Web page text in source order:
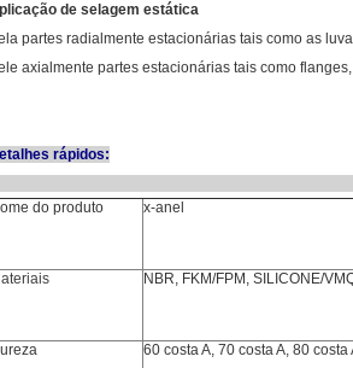
de selagem estática
partes radialmente estacionárias tais como as
axialmente partes estacionárias tais como
rápidos:
do produto x-anel
NBR, FKM/FPM, SILICONE/
60 costa A, 70 costa A, 80 costa